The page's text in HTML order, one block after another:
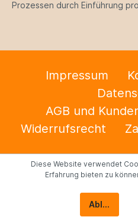
Prozessen durch Einführung
Impressum
AGB und
Widerrufsrecht
Diese Website verwendet
Erfahrung bieten zu
Ablehnen